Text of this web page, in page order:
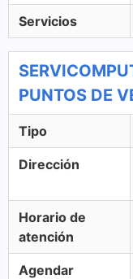
Servicios
PUNTOS DE
Tipo
Dirección
Horario de
atención
Agendar